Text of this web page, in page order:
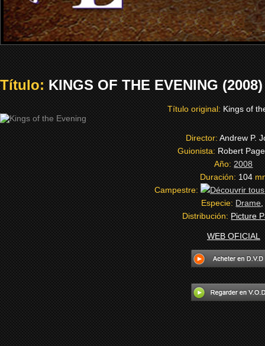
Título:KINGS OF THE EVENING (2008)
Título original:Kings of
Director:Andrew P.
Guionista:Robert
Año:2008
Duración:104
Campestre:
Especie:Drame
Distribución:Picture
WEB OFICIAL